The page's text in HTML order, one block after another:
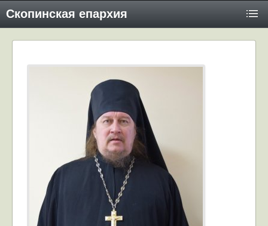
Скопинская епархия